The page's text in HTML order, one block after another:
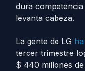
dura
levanta cabeza.
La gente de LG
tercer trimestre
$ 440 millones